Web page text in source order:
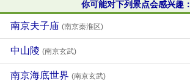
你可能对下列景点会感兴趣：
南京夫子庙 (南京秦淮区)
中山陵 (南京玄武)
南京海底世界 (南京玄武)